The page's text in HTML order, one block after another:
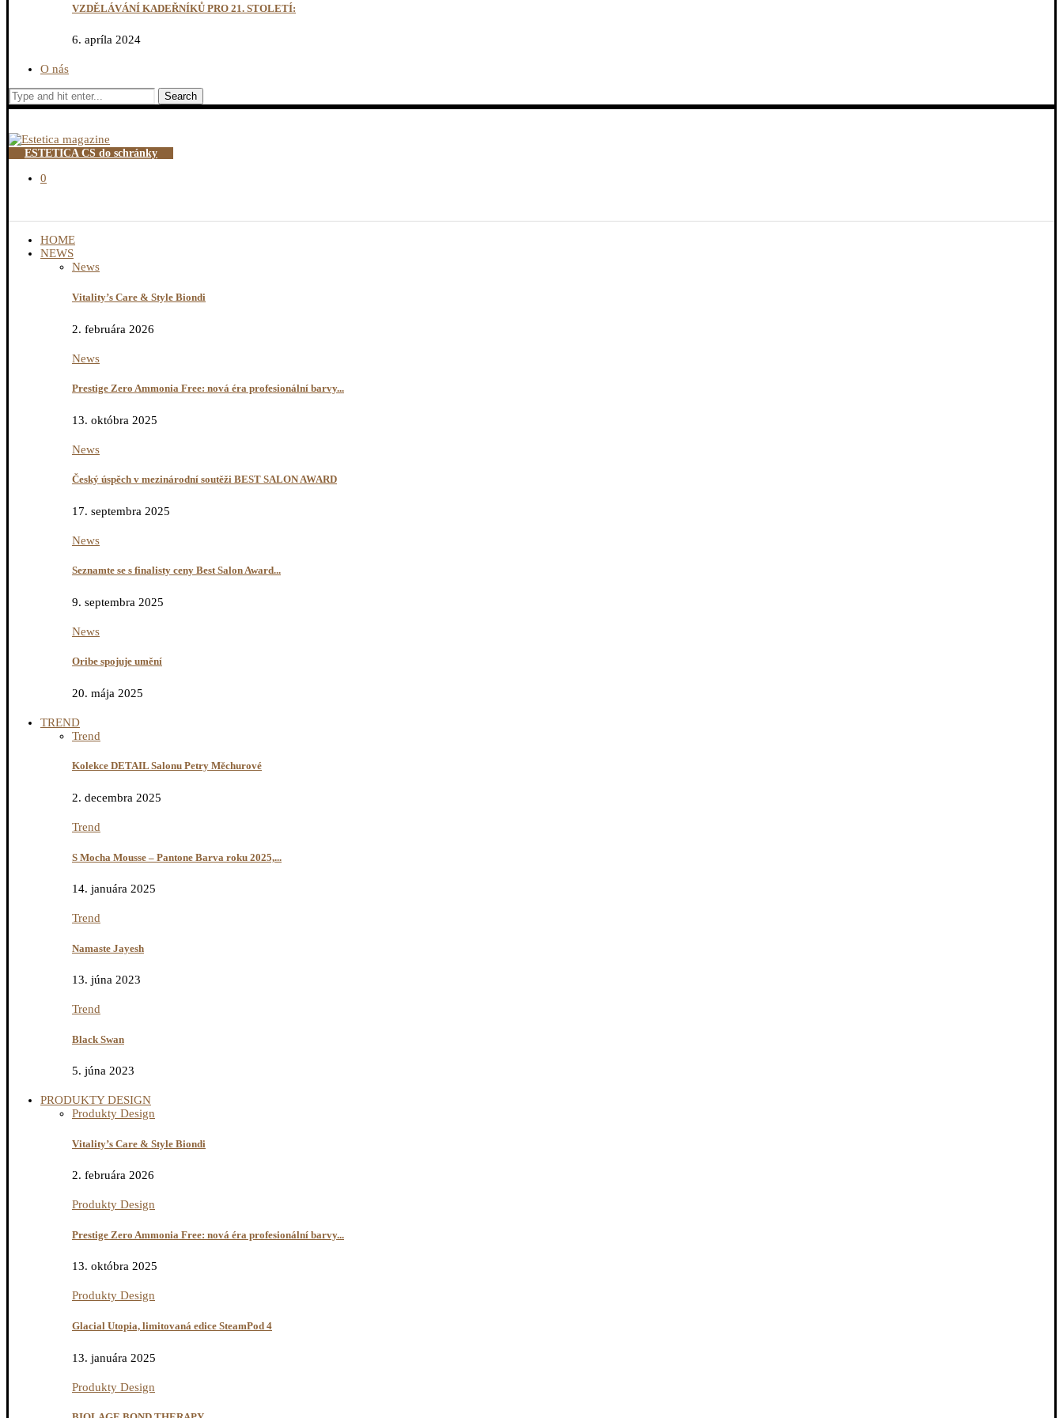
VZDĚLÁVÁNÍ KADEŘNÍKŮ PRO 21. STOLETÍ:
6. apríla 2024
O nás
Search
ESTETICA CS do schránky
0
HOME
NEWS
News
Vitality’s Care & Style Biondi
2. februára 2026
News
Prestige Zero Ammonia Free: nová éra profesionální barvy...
13. októbra 2025
News
Český úspěch v mezinárodní soutěži BEST SALON AWARD
17. septembra 2025
News
Seznamte se s finalisty ceny Best Salon Award...
9. septembra 2025
News
Oribe spojuje umění
20. mája 2025
TREND
Trend
Kolekce DETAIL Salonu Petry Měchurové
2. decembra 2025
Trend
S Mocha Mousse – Pantone Barva roku 2025,...
14. januára 2025
Trend
Namaste Jayesh
13. júna 2023
Trend
Black Swan
5. júna 2023
PRODUKTY DESIGN
Produkty Design
Vitality’s Care & Style Biondi
2. februára 2026
Produkty Design
Prestige Zero Ammonia Free: nová éra profesionální barvy...
13. októbra 2025
Produkty Design
Glacial Utopia, limitovaná edice SteamPod 4
13. januára 2025
Produkty Design